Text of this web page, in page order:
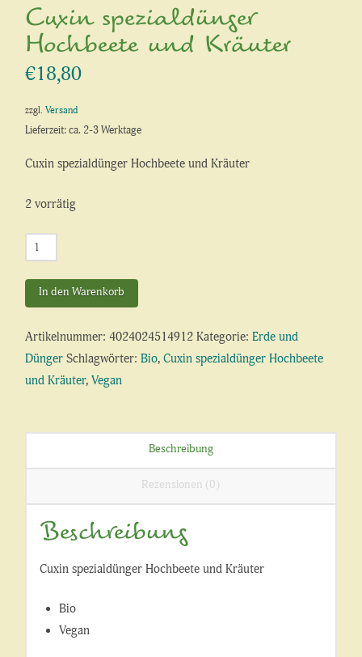
Cuxin spezialdünger
Hochbeete und Kräuter
€18,80
zzgl.Versand
Lieferzeit: ca. 2-3 Werktage
Cuxin spezialdünger Hochbeete und Kräuter
2 vorrätig
Cuxin
Hochbeete
und
Kräuter
Menge
In den Warenkorb
Artikelnummer:4024024514912 Kategorie:Erde und
Dünger Schlagwörter:Bio,Cuxin spezialdünger Hochbeete
und Kräuter,Vegan
Beschreibung
Rezensionen (0)
Beschreibung
Cuxin spezialdünger Hochbeete und Kräuter
Bio
Vegan